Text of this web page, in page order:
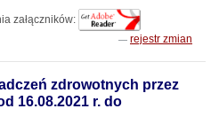
załączników:
rejestr zmian
zdrowotnych przez
16.08.2021 r. do